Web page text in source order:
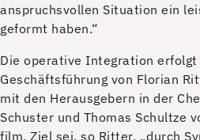
anspruchsvollen Situation ein
geformt haben.“
Die operative Integration
Geschäftsführung von Florian
mit den Herausgebern in der
Schuster und Thomas Schultze
film. Ziel sei, so Ritter, „durch